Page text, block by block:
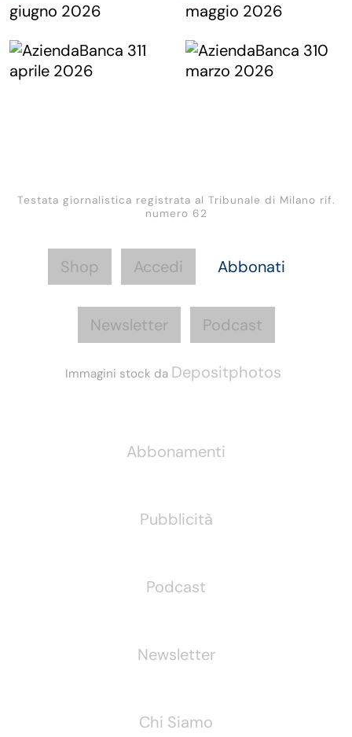
Testata giornalistica registrata al Tribunale di Milano rif.
numero 62
Shop Accedi Abbonati
Newsletter Podcast
Immagini stock da Depositphotos
Abbonamenti
Pubblicità
Podcast
Newsletter
Chi Siamo